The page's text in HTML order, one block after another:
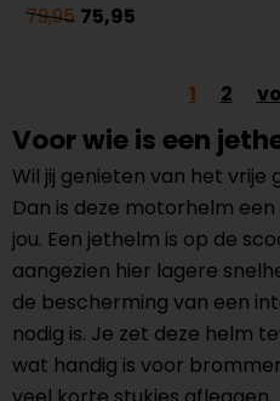
79,95 75,95
1 2
Voor wie is een
Wil jij genieten van het vrije
Dan is deze motorhelm
jou. Een jethelm is op de
aangezien hier lagere
de bescherming van een
nodig is. Je zet deze helm
wat handig is voor